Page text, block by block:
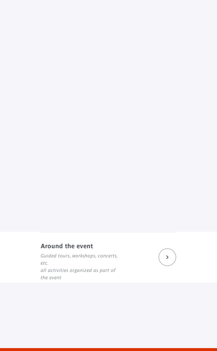
Around the event
Guided tours, workshops, concerts,
etc.
all activities organized as part of
the event